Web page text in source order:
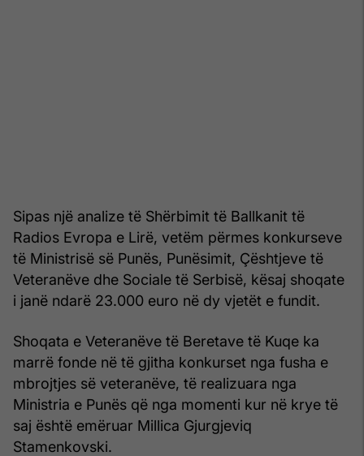
Sipas një analize të Shërbimit të Ballkanit të
Radios Evropa e Lirë, vetëm përmes konkurseve
të Ministrisë së Punës, Punësimit, Çështjeve të
Veteranëve dhe Sociale të Serbisë, kësaj shoqate
i janë ndarë 23.000 euro në dy vjetët e fundit.
Shoqata e Veteranëve të Beretave të Kuqe ka
marrë fonde në të gjitha konkurset nga fusha e
mbrojtjes së veteranëve, të realizuara nga
Ministria e Punës që nga momenti kur në krye të
saj është emëruar Millica Gjurgjeviq
Stamenkovski.